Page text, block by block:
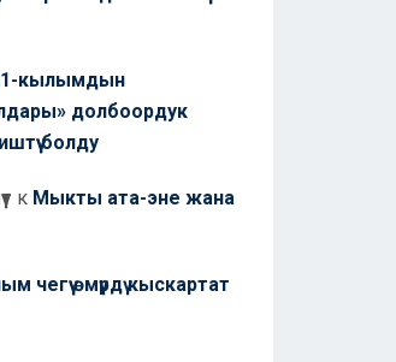
кылымдын
долбоордук
болду
к Мыкты ата-эне жана
чегүү өмүрдү кыскартат